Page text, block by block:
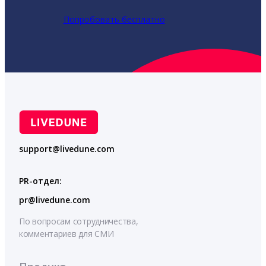
Попробовать бесплатно
support@livedune.com
PR-отдел:
pr@livedune.com
По вопросам сотрудничества,
комментариев для СМИ